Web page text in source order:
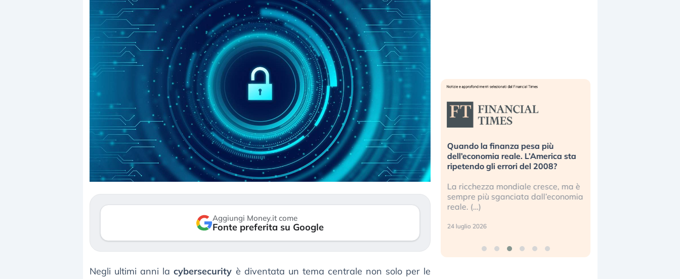
Aggiungi Money.it come
Fonte preferita su Google
Negli ultimi anni lacybersecurity è diventata un tema centrale non solo per le
Dalle valutazioni estreme alla
correzione. Cosa sta guidando il
repricing degli asset?
mostrando segni di stanchezza
verso le (…)
«La mia vita è rovinata». Investitori
in preda al panico dopo lo scoppio
della bolla AI
Kospi, mentre gli investitori retail (…)
30 luglio 2026
Quando la finanza pesa più
dell’economia reale. L’America sta
ripetendo gli errori del 2008?
La ricchezza mondiale cresce, ma è
sempre più sganciata dall’economia
reale. (…)
24 luglio 2026